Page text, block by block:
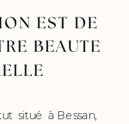
situé à Bessan,
EST DE
BEAUTE